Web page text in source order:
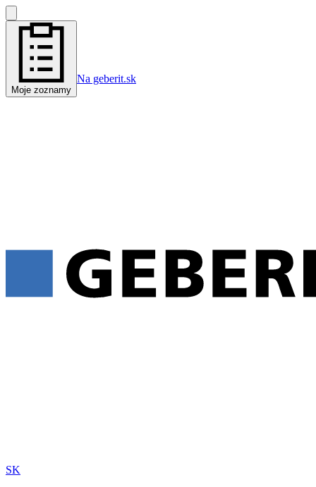
Moje zoznamy
Na geberit.sk
SK